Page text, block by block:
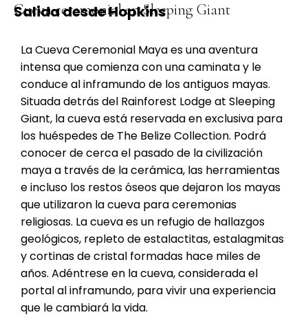
Cueva ceremonial en Sleeping Giant
Salida desde Hopkins
La Cueva Ceremonial Maya es una aventura
intensa que comienza con una caminata y le
conduce al inframundo de los antiguos mayas.
Situada detrás del Rainforest Lodge at Sleeping
Giant, la cueva está reservada en exclusiva para
los huéspedes de The Belize Collection. Podrá
conocer de cerca el pasado de la civilización
maya a través de la cerámica, las herramientas
e incluso los restos óseos que dejaron los mayas
que utilizaron la cueva para ceremonias
religiosas. La cueva es un refugio de hallazgos
geológicos, repleto de estalactitas, estalagmitas
y cortinas de cristal formadas hace miles de
años. Adéntrese en la cueva, considerada el
portal al inframundo, para vivir una experiencia
que le cambiará la vida.